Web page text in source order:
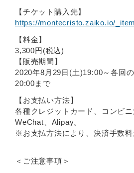
【チケット購入先】
https://montecristo.zaiko.io/
【料金】
3,300円(税込)
【販売期間】
2020年8月29日(土)19:00～各回
20:00まで
【お支払い方法】
各種クレジットカード、コンビニ
WeChat、Alipay。
※お支払方法により、決済手数料
＜ご注意事項＞